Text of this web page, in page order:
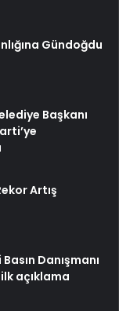
Gündoğdu
Başkanı
Artış
Danışmanı
açıklama